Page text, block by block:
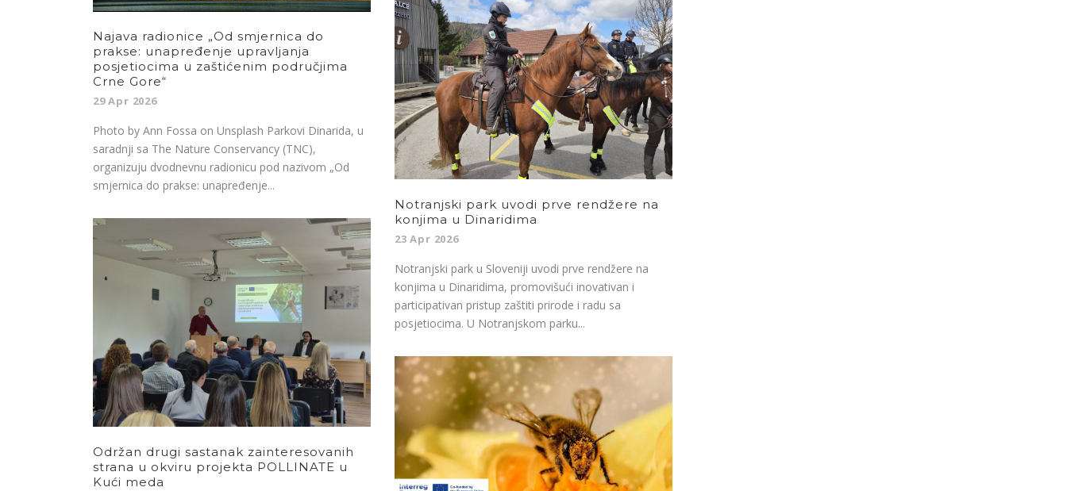
Najava radionice „Od smjernica do
prakse: unapređenje upravljanja
posjetiocima u zaštićenim područjima
Crne Gore“
29 Apr 2026
Photo by Ann Fossa on Unsplash Parkovi Dinarida, u
saradnji sa The Nature Conservancy (TNC),
organizuju dvodnevnu radionicu pod nazivom „Od
smjernica do prakse: unapređenje...
Notranjski park uvodi prve rendžere na
konjima u Dinaridima
23 Apr 2026
Notranjski park u Sloveniji uvodi prve rendžere na
konjima u Dinaridima, promovišući inovativan i
participativan pristup zaštiti prirode i radu sa
posjetiocima. U Notranjskom parku...
Održan drugi sastanak zainteresovanih
strana u okviru projekta POLLINATE u
Kući meda